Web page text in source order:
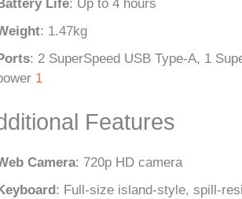
Life: Up to 4 hours
: 1.47kg
: 2 SuperSpeed USB Type-A, 1
1
Features
Camera: 720p HD camera
: Full-size island-style, spill-